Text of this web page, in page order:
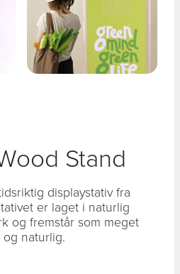
Stand
displaystativ fra
er laget i naturlig
og fremstår som meget
og naturlig.